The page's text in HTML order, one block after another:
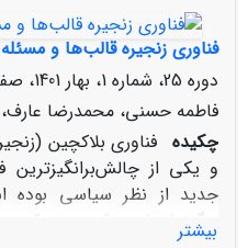
سه عرصة کارآمدی
اجتماعی به بحث
رویکردهای موجود در ایران
سناریوی استمرار و
نتیجه‌گیری نهایی مقاله‌
گسترش فناوری زنجیره
جمهوری اسلامی ایران،
بستگی به زمینه‌های نهادی،
الگوهای حکمرانی غالب دارد.
فناوری زنجیره قالب‌ها‌ و
دوره 25، شماره 1، بهار 1401، صفحه
فاطمه حسنی، محمدرضا عارف،
چکیده فناوری بلاک‏چین
و یکی‌ از چالش‌برانگیزترین‌
جدید از نظر سیاسی بوده‌
به‌گونه‌ای است که دست‏ کم
بیشتر